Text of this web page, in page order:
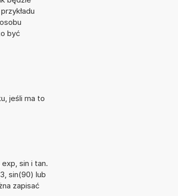
być
jeśli ma to
sin i tan.
sin(90) lub
zapisać